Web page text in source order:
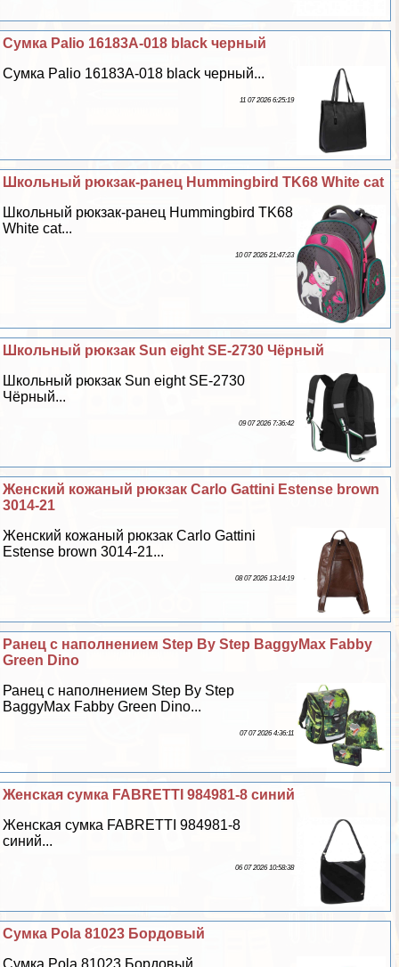
Сумка Palio 16183A-018 black черный
Сумка Palio 16183A-018 black черный...
11 07 2026 6:25:19
Школьный рюкзак-ранец Hummingbird TK68 White cat
Школьный рюкзак-ранец Hummingbird TK68
White cat...
10 07 2026 21:47:23
Школьный рюкзак Sun eight SE-2730 Чёрный
Школьный рюкзак Sun eight SE-2730
Чёрный...
09 07 2026 7:36:42
Женский кожаный рюкзак Carlo Gattini Estense brown
3014-21
Женский кожаный рюкзак Carlo Gattini
Estense brown 3014-21...
08 07 2026 13:14:19
Ранец с наполнением Step By Step BaggyMax Fabby
Green Dino
Ранец с наполнением Step By Step
BaggyMax Fabby Green Dino...
07 07 2026 4:36:11
Женская сумка FABRETTI 984981-8 синий
Женская сумка FABRETTI 984981-8
синий...
06 07 2026 10:58:38
Сумка Pola 81023 Бордовый
Сумка Pola 81023 Бордовый...